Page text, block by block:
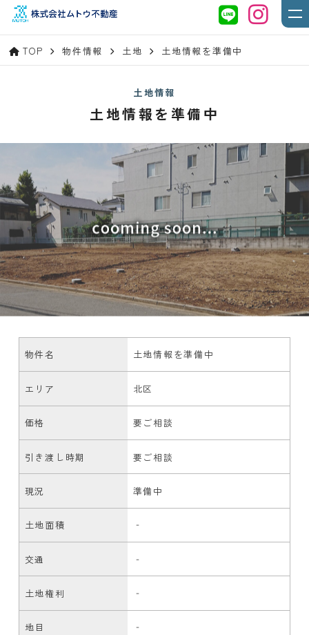
TOP 物件情報 土地 土地情報を準備中
土地情報
土地情報を準備中
物件名 土地情報を準備中
エリア 北区
価格 要ご相談
引き渡し時期 要ご相談
現況 準備中
土地面積 ‐
交通 ‐
土地権利 ‐
地目 ‐